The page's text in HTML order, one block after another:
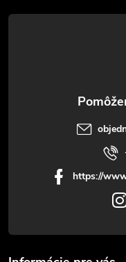
t
https://